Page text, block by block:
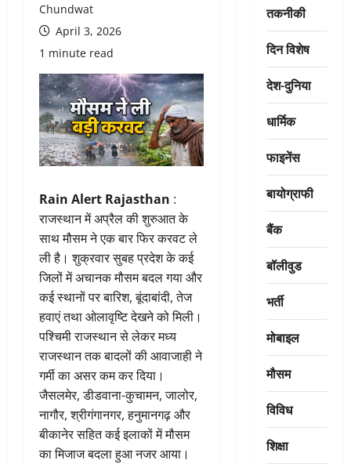
Chundwat
April 3, 2026
1 minute read
Rain Alert Rajasthan :
राजस्थान में अप्रैल की शुरुआत के
साथ मौसम ने एक बार फिर करवट ले
ली है। शुक्रवार सुबह प्रदेश के कई
जिलों में अचानक मौसम बदल गया और
कई स्थानों पर बारिश, बूंदाबांदी, तेज
हवाएं तथा ओलावृष्टि देखने को मिली।
पश्चिमी राजस्थान से लेकर मध्य
राजस्थान तक बादलों की आवाजाही ने
गर्मी का असर कम कर दिया।
जैसलमेर, डीडवाना-कुचामन, जालोर,
नागौर, श्रीगंगानगर, हनुमानगढ़ और
बीकानेर सहित कई इलाकों में मौसम
का मिजाज बदला हुआ नजर आया।
तकनीकी
दिन विशेष
देश-दुनिया
धार्मिक
फाइनेंस
बायोग्राफी
बैंक
बॉलीवुड
भर्ती
मोबाइल
मौसम
विविध
शिक्षा